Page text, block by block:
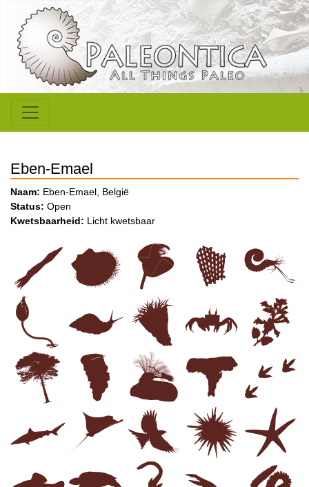
Eben-Emael
Naam: Eben-Emael, België
Status: Open
Kwetsbaarheid: Licht kwetsbaar